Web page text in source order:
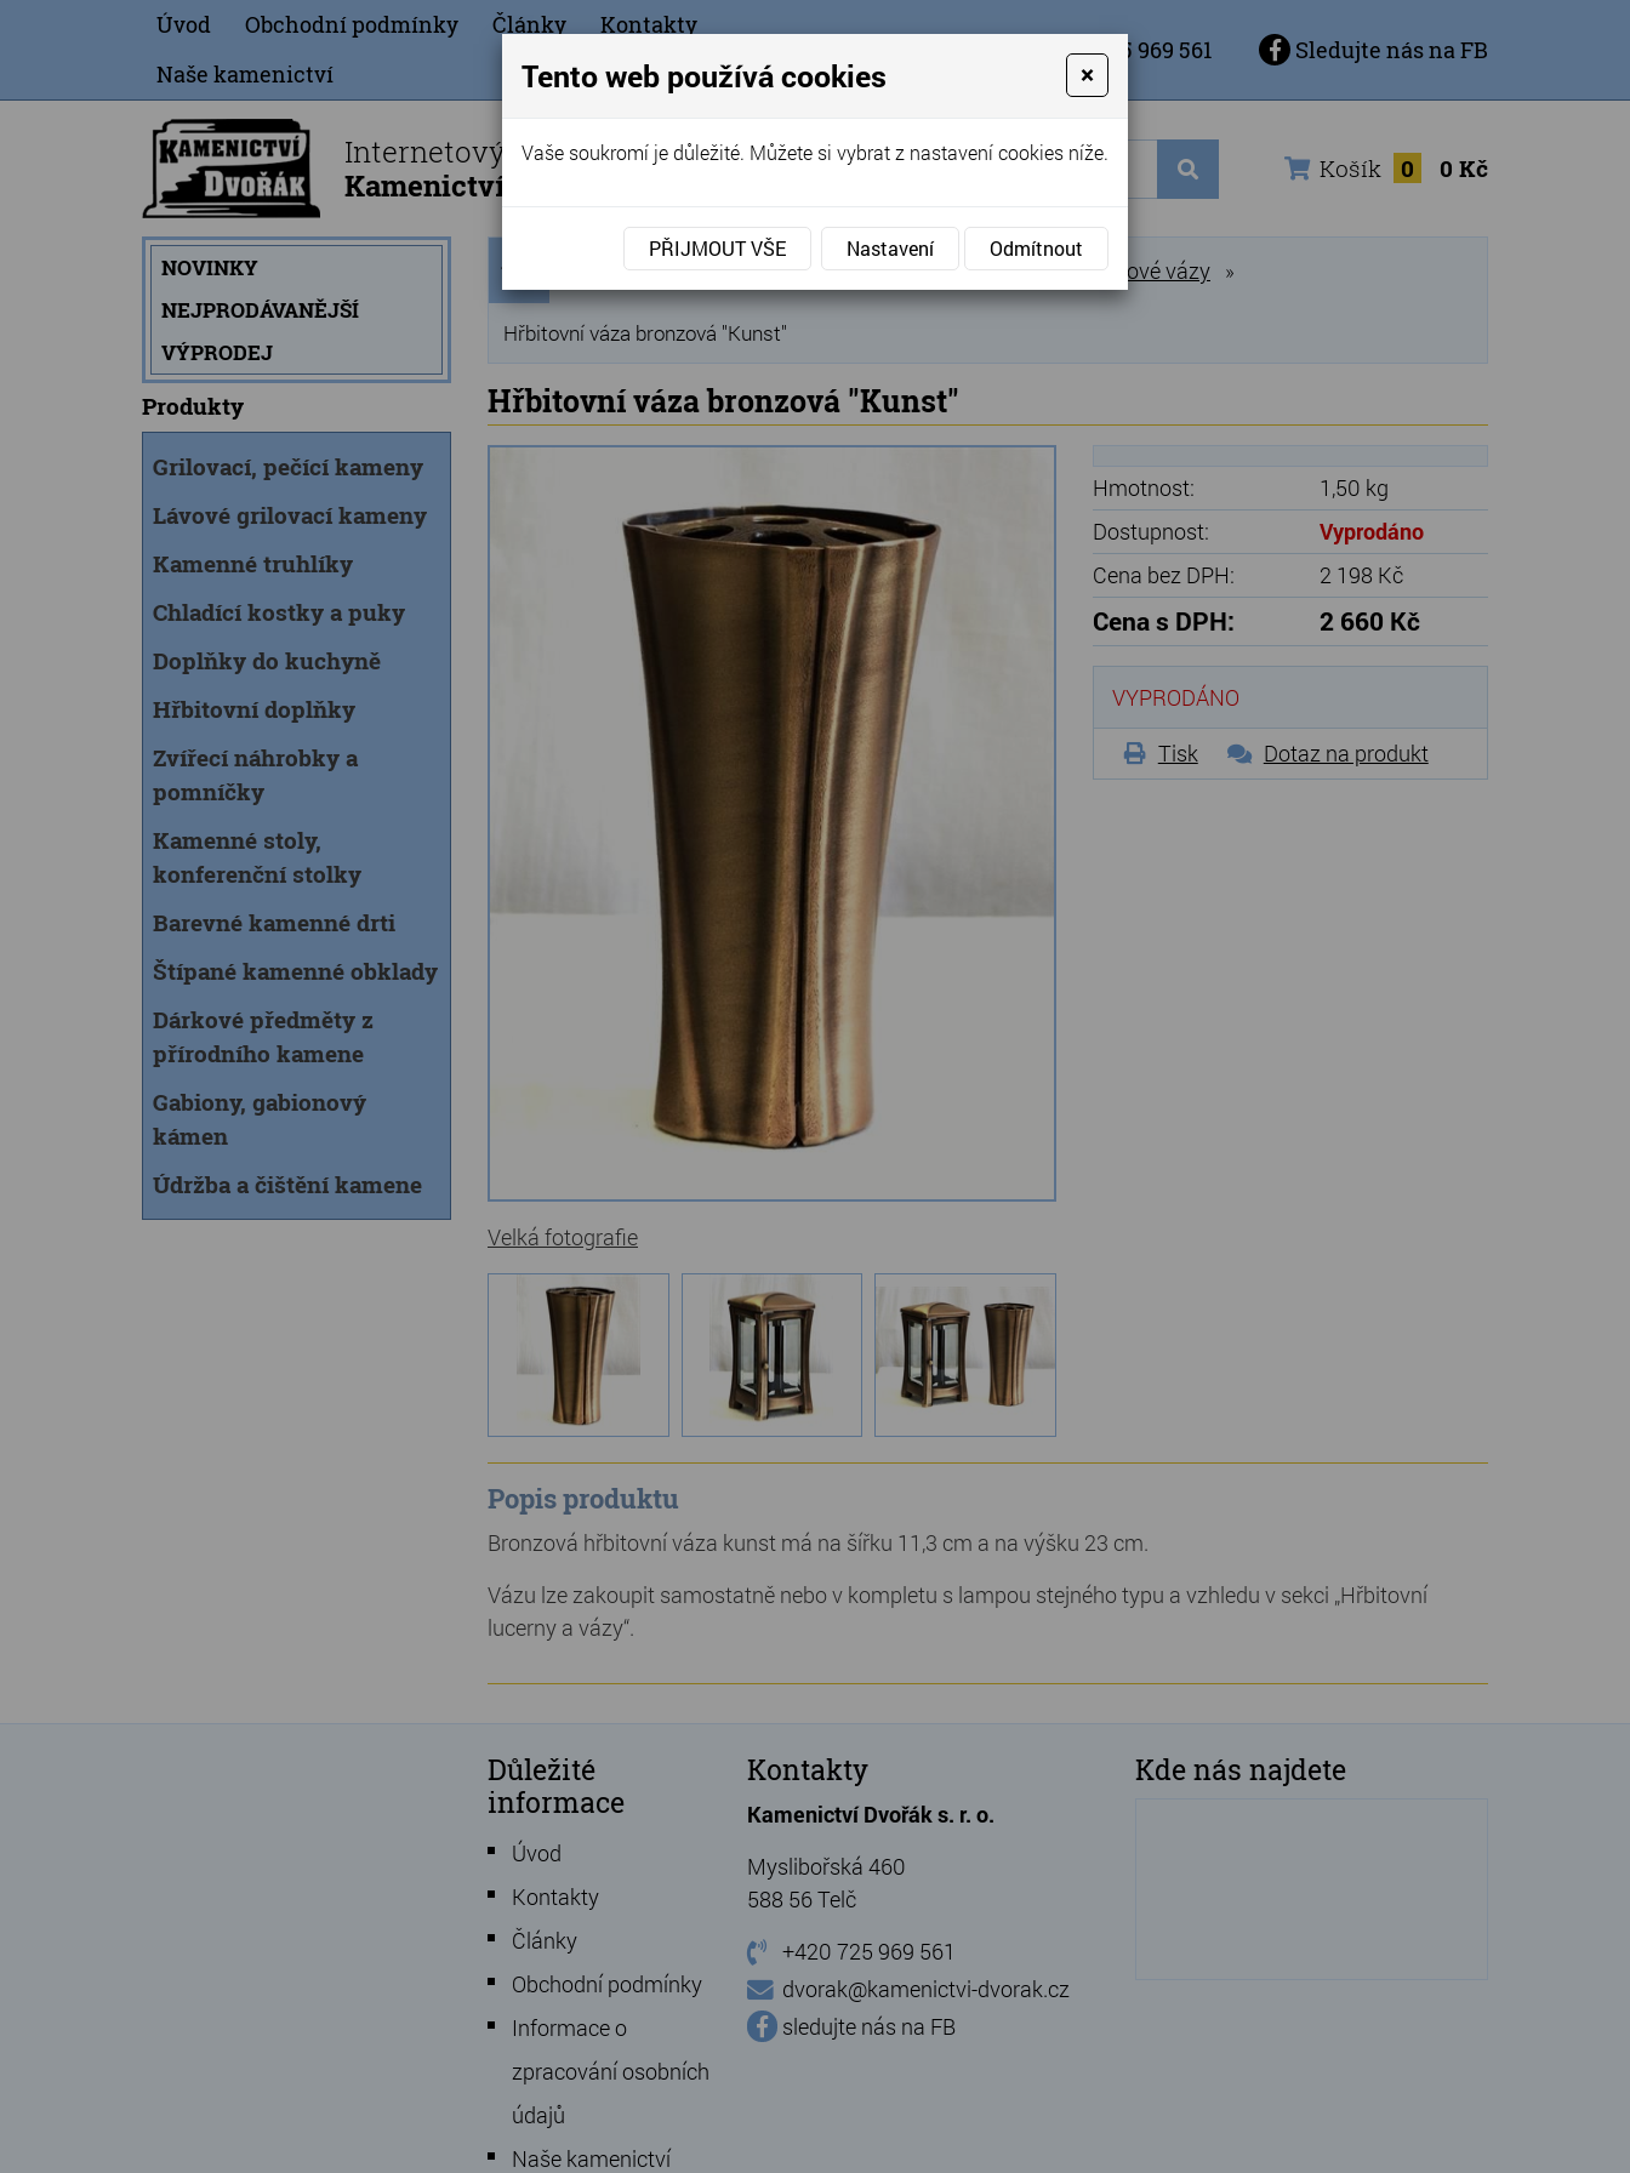
Úvod Obchodní podmínky Články
Kontakty
Naše kamenictví
+420 725 969 561 Sledujte nás na FB
Internetový obchod
Kamenictví Dvořák - Telč
Košík 0 0 Kč
NOVINKY
NEJPRODÁVANĚJŠÍ
VÝPRODEJ
Produkty
Grilovací, pečící kameny
Lávové grilovací kameny
Kamenné truhlíky
Chladící kostky a puky
Doplňky do kuchyně
Hřbitovní doplňky
Zvířecí náhrobky a
pomníčky
Kamenné stoly,
konferenční stolky
Barevné kamenné drti
Štípané kamenné obklady
Dárkové předměty z
přírodního kamene
Gabiony, gabionový
kámen
Údržba a čištění kamene
stránka
Produkty » Hřbitovní doplňky » Hřbitovní vázy » Bronzové vázy »
Hřbitovní váza bronzová "Kunst"
Hřbitovní váza bronzová "Kunst"
Velká fotografie
Hmotnost:
1,50 kg
Dostupnost:
Vyprodáno
Cena bez DPH:
2 198 Kč
Cena s DPH: 2 660 Kč
VYPRODÁNO
Tisk
Dotaz na produkt
Popis produktu
Bronzová hřbitovní váza kunst má na šířku 11,3 cm a na výšku 23 cm.
Vázu lze zakoupit samostatně nebo v kompletu s lampou stejného typu a vzhledu v sekci „Hřbitovní
lucerny a vázy“.
Důležité
informace
Úvod
Kontakty
Články
Obchodní podmínky
Informace o
zpracování osobních
údajů
Naše kamenictví
Kontakty
Kamenictví Dvořák s. r. o.
Myslibořská 460
588 56 Telč
+420 725 969 561
dvorak@kamenictvi-dvorak.cz
sledujte nás na FB
Kde nás najdete
Tento web používá cookies ×
Vaše soukromí je důležité. Můžete si vybrat z nastavení cookies níže.
PŘIJMOUT VŠE Nastavení Odmítnout